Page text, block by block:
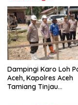
Dampingi Karo Loh
Aceh, Kapolres Aceh
Tamiang Tinjau